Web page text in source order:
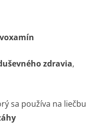
zdravia,
sa používa na liečbu